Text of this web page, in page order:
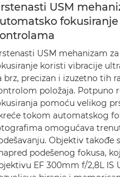
USM
USM mehanizam
koristi vibracije
brz, precizan i izuzetno tih
položaja. Potpuno
pomoću velikog
tokom automatskog
omogućava
Objektiv takođe
podešenog fokusa,
EF 300mm f/2,8L IS